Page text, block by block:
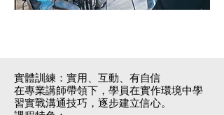
實體訓練：實用、互動、有自信
在專業講師帶領下，學員在實作環境中學
習實戰溝通技巧，逐步建立信心。